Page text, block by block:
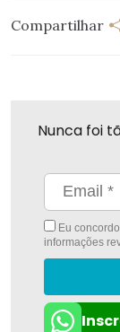
Compartilhar
Nunca foi
Eu
informações